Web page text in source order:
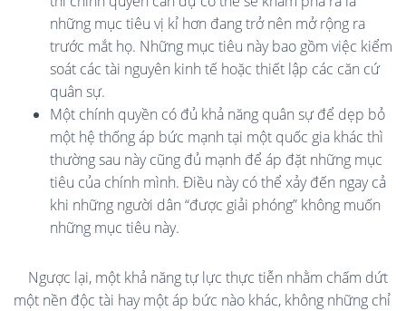
những mục tiêu vị kỉ hơn đang trở nên mở rộng ra
trước mắt họ. Những mục tiêu này bao gồm việc kiểm
soát các tài nguyên kinh tế hoặc thiết lập các căn cứ
quân sự.
Một chính quyền có đủ khả năng quân sự để dẹp bỏ
một hệ thống áp bức mạnh tại một quốc gia khác thì
thường sau này cũng đủ mạnh để áp đặt những mục
tiêu của chính mình. Điều này có thể xảy đến ngay cả
khi những người dân “được giải phóng” không muốn
những mục tiêu này.
Ngược lại, một khả năng tự lực thực tiễn nhằm chấm dứt
một nền độc tài hay một áp bức nào khác, không những chỉ